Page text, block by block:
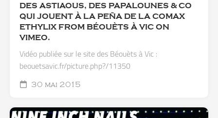
DES ASTIAOUS, DES PAPALOUNES & CO
QUI JOUENT À LA PEÑA DE LA COMAX
ETHYLIX FROM BÉOUÈTS À VIC ON
VIMEO.
Vidéo publiée sur le site des Béouèts à Vic :
beouetsavic.fr/picture.php?/11350
30 mai 2015